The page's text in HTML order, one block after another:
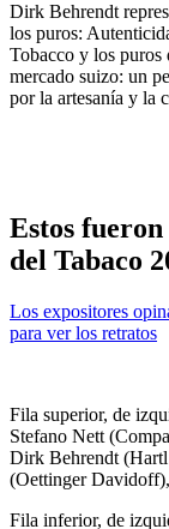
Dirk Behrendt
los puros:
Tobacco y los puros
mercado suizo: un
por la artesanía y la
Estos
del Tabaco
Los expositores
para ver los retratos
Fila superior, de
Stefano Nett
Dirk Behrendt
(Oettinger
Fila inferior, de